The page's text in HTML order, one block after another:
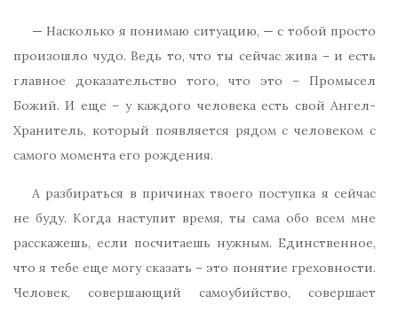
— Насколько я понимаю ситуацию, — с тобой просто
произошло чудо. Ведь то, что ты сейчас жива – и есть
главное доказательство того, что это – Промысел
Божий. И еще – у каждого человека есть свой Ангел-
Хранитель, который появляется рядом с человеком с
самого момента его рождения.
А разбираться в причинах твоего поступка я сейчас
не буду. Когда наступит время, ты сама обо всем мне
расскажешь, если посчитаешь нужным. Единственное,
что я тебе еще могу сказать – это понятие греховности.
Человек, совершающий самоубийство, совершает